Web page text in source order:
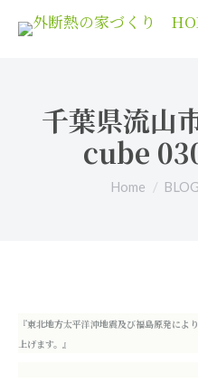
千葉県流山
cube
You are
Home BLOG
『東北地方太平洋沖地震及び福島原発に
上げます。』